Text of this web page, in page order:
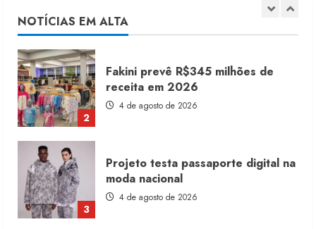
NOTÍCIAS EM ALTA
2
4 de agosto de 2026
3
Projeto testa passaporte digital na
moda nacional
4 de agosto de 2026
4
Morena Rosa lança franquia com
estoque consignado
4 de agosto de 2026